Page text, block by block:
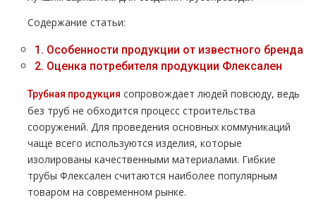
Содержание статьи:
1. Особенности продукции от известного бренда
2. Оценка потребителя продукции Флексален
Трубная продукция сопровождает людей повсюду, ведь
без труб не обходится процесс строительства
сооружений. Для проведения основных коммуникаций
чаще всего используются изделия, которые
изолированы качественными материалами. Гибкие
трубы Флексален считаются наиболее популярным
товаром на современном рынке.